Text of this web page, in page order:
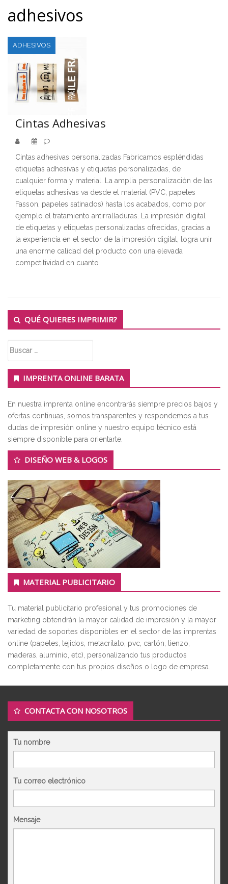
adhesivos
ADHESIVOS
Cintas Adhesivas
Cintas adhesivas personalizadas Fabricamos espléndidas
etiquetas adhesivas y etiquetas personalizadas, de
cualquier forma y material. La amplia personalización de las
etiquetas adhesivas va desde el material (PVC, papeles
Fasson, papeles satinados) hasta los acabados, como por
ejemplo el tratamiento antirralladuras. La impresión digital
de etiquetas y etiquetas personalizadas ofrecidas, gracias a
la experiencia en el sector de la impresión digital, logra unir
una enorme calidad del producto con una elevada
competitividad en cuanto
Secondary
Sidebar
QUÉ QUIERES IMPRIMIR?
Buscar:
IMPRENTA ONLINE BARATA
En nuestra imprenta online encontrarás siempre precios bajos y
ofertas continuas, somos transparentes y respondemos a tus
dudas de impresión online y nuestro equipo técnico está
siempre disponible para orientarte.
DISEÑO WEB & LOGOS
MATERIAL PUBLICITARIO
Tu material publicitario profesional y tus promociones de
marketing obtendrán la mayor calidad de impresión y la mayor
variedad de soportes disponibles en el sector de las imprentas
online (papeles, tejidos, metacrilato, pvc, cartón, lienzo,
maderas, aluminio, etc), personalizando tus productos
completamente con tus propios diseños o logo de empresa.
CONTACTA CON NOSOTROS
Tu nombre
Tu correo electrónico
Mensaje